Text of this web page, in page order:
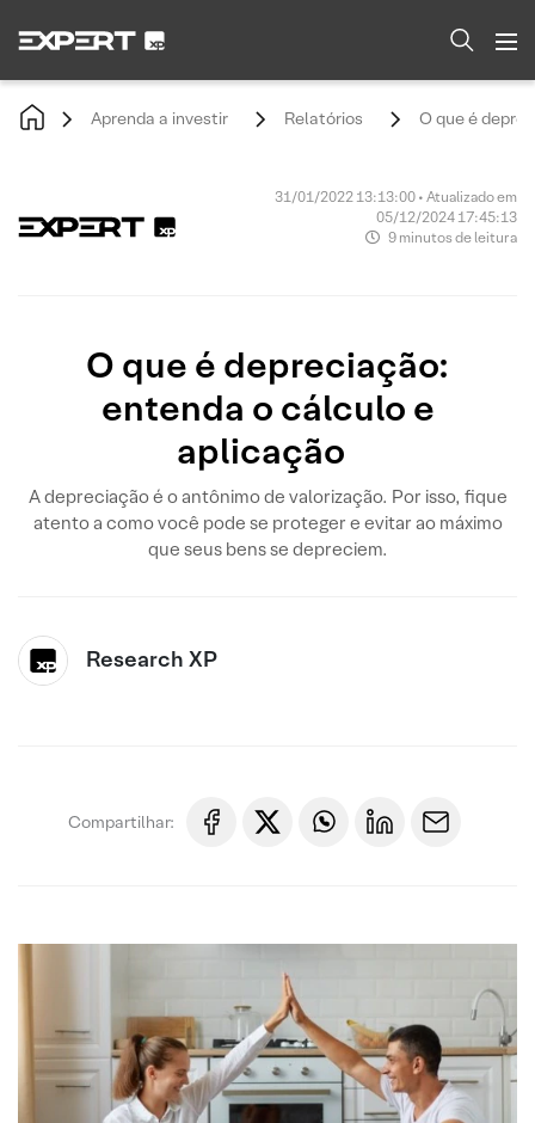
Aprenda a investir Relatórios O que é
31/01/2022 13:13:00 • Atualizado em
05/12/2024 17:45:13
9 minutos de leitura
O que é depreciação:
entenda o cálculo e
aplicação
A depreciação é o antônimo de valorização. Por isso, fique
atento a como você pode se proteger e evitar ao máximo
que seus bens se depreciem.
Research XP
Compartilhar: